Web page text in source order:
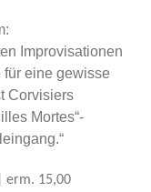
Improvisationen
eine gewisse
Corvisiers
Mortes“-
erm. 15,00